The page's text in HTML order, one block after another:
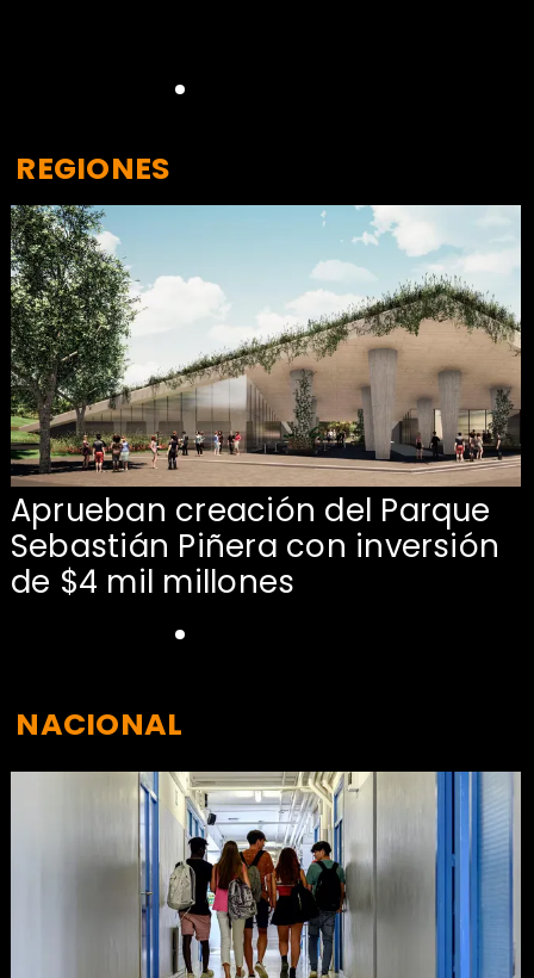
Aprueban creación del Parque
Sebastián Piñera con inversión
de $4 mil millones
REGIONES
NACIONAL